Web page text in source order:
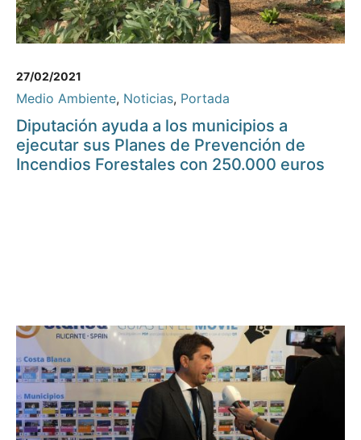
27/02/2021
Medio Ambiente, Noticias, Portada
Diputación ayuda a los municipios a
ejecutar sus Planes de Prevención de
Incendios Forestales con 250.000 euros